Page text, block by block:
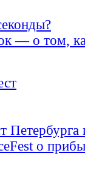
— о том,
Петербурга
о